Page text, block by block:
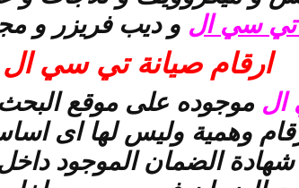
تي سي ال و ديب فريزر و
ارقام صيانة تي سي ال
الموجوده على موقع
وهمية وليس لها اى
الضمان الموجود